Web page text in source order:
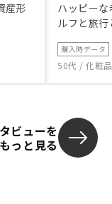
産形
ハッピー
ルフと旅
購入時データ
50代 / 化粧
ビューを
もっと見る